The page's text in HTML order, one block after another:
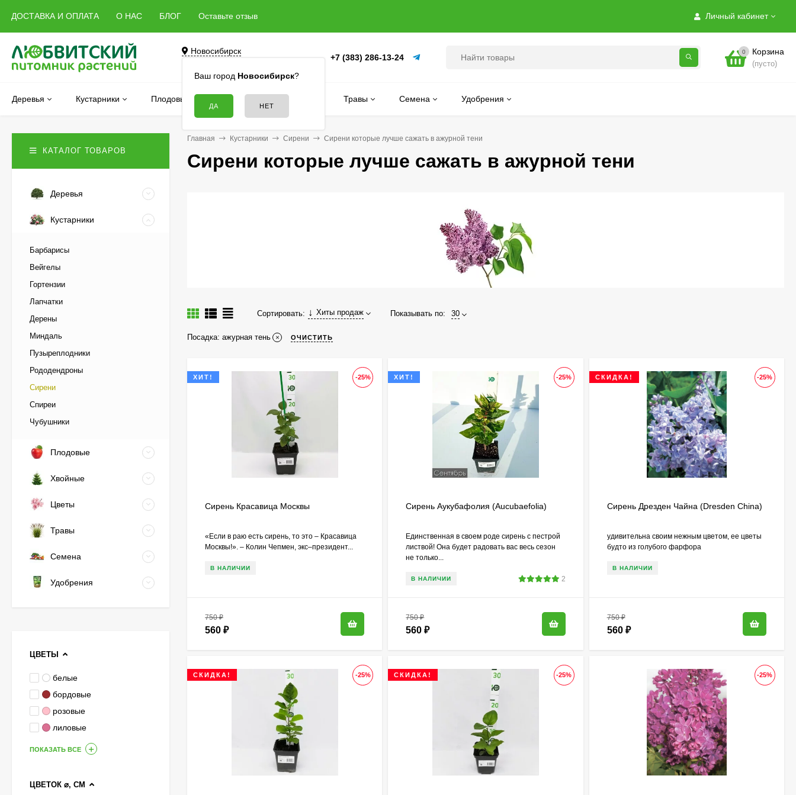
Личный кабинет
ДОСТАВКА И ОПЛАТА О НАС БЛОГ Оставьте отзыв
Новосибирск
Ваш город Новосибирск?
+7 (383) 286-13-24
0 Корзина
(пусто)
Деревья Кустарники Плодовые Хвойные Цветы Травы Семена Удобрения
Главная Кустарники Сирени Сирени которые лучше сажать в ажурной тени
Сирени которые лучше сажать в ажурной тени
Сортировать: Хиты продаж Показывать по: 30
Посадка: ажурная тень ОЧИСТИТЬ
-25%
ХИТ!
Сирень Красавица Москвы
«Если в раю есть сирень, то это – Красавица
Москвы!». – Колин Чепмен, экс–президент...
В НАЛИЧИИ
750₽
560 ₽
-25%
ХИТ!
Сирень Аукубафолия (Aucubaefolia)
Единственная в своем роде сирень с пестрой
листвой! Она будет радовать вас весь сезон
не только...
В НАЛИЧИИ 2
750₽
560₽
-25%
СКИДКА!
Сирень Дрезден Чайна (Dresden China)
удивительна своим нежным цветом, ее цветы
будто из голубого фарфора
В НАЛИЧИИ
750₽
560 ₽
-25%
СКИДКА! -25%
СКИДКА! -25%
КАТАЛОГ ТОВАРОВ
Деревья
Кустарники
Барбарисы
Вейгелы
Гортензии
Лапчатки
Дерены
Миндаль
Пузыреплодники
Рододендроны
Сирени
Спиреи
Чубушники
Плодовые
Хвойные
Цветы
Травы
Семена
Удобрения
ЦВЕТЫ
белые
бордовые
розовые
лиловые
ПОКАЗАТЬ ВСЕ
ЦВЕТОК ⌀, СМ